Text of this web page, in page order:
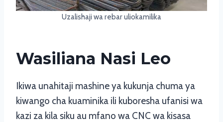
Uzalishaji wa rebar uliokamilika
Wasiliana Nasi Leo
Ikiwa unahitaji mashine ya kukunja chuma ya
kiwango cha kuaminika ili kuboresha ufanisi wa
kazi za kila siku au mfano wa CNC wa kisasa